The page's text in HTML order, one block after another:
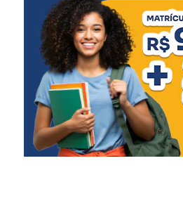
“Todas as
fizeram muito
este evento
uma festa de
união, onde a
pretende fazer
cidadão de